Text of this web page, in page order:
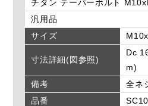
チタン テーパーボルト
汎用品
サイズ
寸法詳細(図参照)
Dc
m)
備考
全ネ
品番